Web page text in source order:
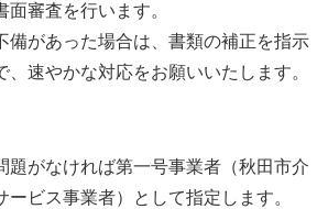
審査を行います。
備があった場合は、書類の補正を指示
、速やかな対応をお願いいたします。
題がなければ第一号事業者（秋田市介
ービス事業者）として指定します。